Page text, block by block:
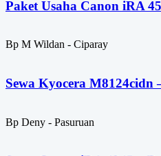
Paket Usaha Canon iRA
Bp M Wildan - Ciparay
Sewa Kyocera M8124cidn
Bp Deny - Pasuruan